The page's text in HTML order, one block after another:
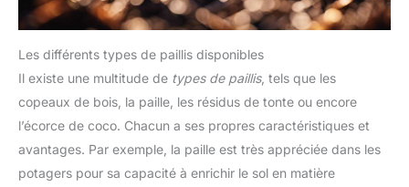
Les différents types de paillis disponibles
Il existe une multitude de types de paillis, tels que les
copeaux de bois, la paille, les résidus de tonte ou encore
l’écorce de coco. Chacun a ses propres caractéristiques et
avantages. Par exemple, la paille est très appréciée dans les
potagers pour sa capacité à enrichir le sol en matière